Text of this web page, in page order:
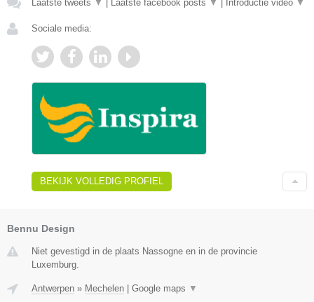
Laatste tweets ▼ | Laatste facebook posts ▼ | Introductie video ▼
Sociale media:
BEKIJK VOLLEDIG PROFIEL
Bennu Design
Niet gevestigd in de plaats Nassogne en in de provincie
Luxemburg.
Antwerpen » Mechelen | Google maps ▼